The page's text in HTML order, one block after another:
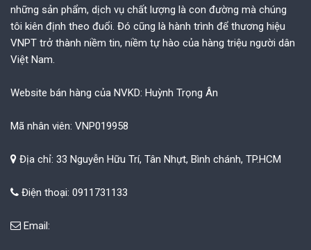
những sản phẩm, dịch vụ chất lượng là con đường mà chúng
tôi kiên định theo đuổi. Đó cũng là hành trình để thương hiệu
VNPT trở thành niềm tin, niềm tự hào của hàng triệu người dân
Việt Nam.
Website bán hàng của NVKD: Huỳnh Trọng Ân
Mã nhân viên: VNP019958
Địa chỉ: 33 Nguyễn Hữu Trí, Tân Nhựt, Bình chánh, TP.HCM
Điện thoại: 0911731133
Email: